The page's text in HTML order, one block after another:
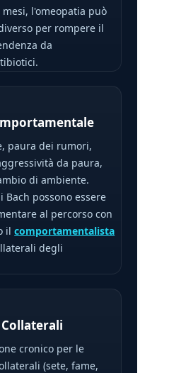
l'omeopatia può
per rompere il
da
paura dei rumori,
da paura,
di ambiente.
Bach possono essere
al percorso con
ilcomportamentalista
degli
cronico per le
(sete, fame,